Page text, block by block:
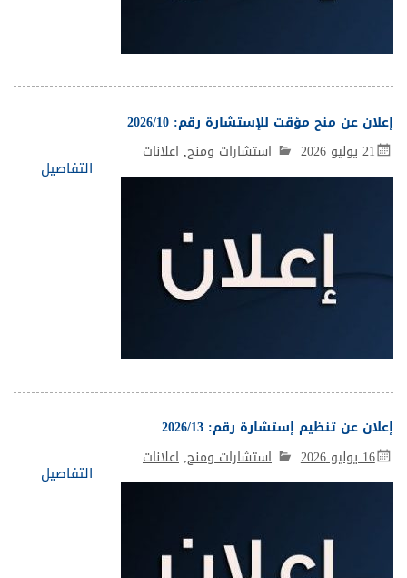
إعلان عن منح مؤقت للإستشارة رقم: 2026/10
21 يوليو 2026 استشارات ومنح,اعلانات
التفاصيل
إعلان عن تنظيم إستشارة رقم: 2026/13
16 يوليو 2026 استشارات ومنح,اعلانات
التفاصيل